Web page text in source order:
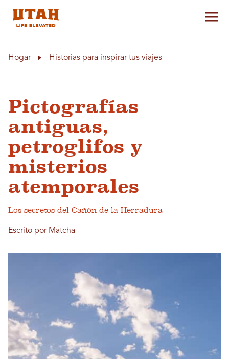
Hogar Historias para inspirar tus viajes
Pictografías
antiguas,
petroglifos y
misterios
atemporales
Los secretos del Cañón de la Herradura
Escrito por Matcha